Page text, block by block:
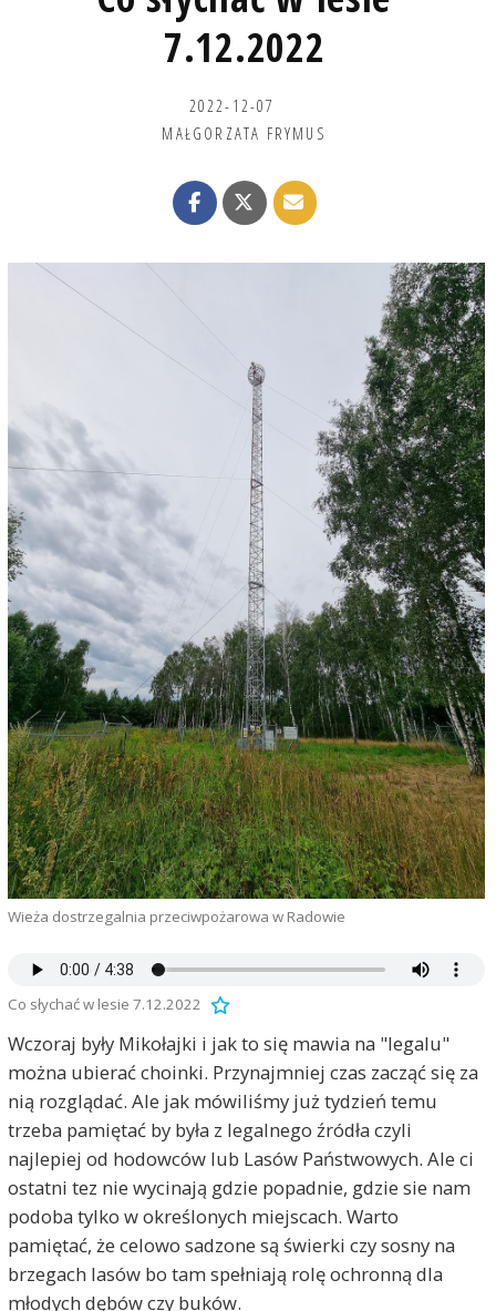
7.12.2022
2022-12-07
MAŁGORZATA FRYMUS
Wieża dostrzegalnia przeciwpożarowa w Radowie
Co słychać w lesie 7.12.2022
Wczoraj były Mikołajki i jak to się mawia na "legalu"
można ubierać choinki. Przynajmniej czas zacząć się za
nią rozglądać. Ale jak mówiliśmy już tydzień temu
trzeba pamiętać by była z legalnego źródła czyli
najlepiej od hodowców lub Lasów Państwowych. Ale ci
ostatni tez nie wycinają gdzie popadnie, gdzie sie nam
podoba tylko w określonych miejscach. Warto
pamiętać, że celowo sadzone są świerki czy sosny na
brzegach lasów bo tam spełniają rolę ochronną dla
młodych dębów czy buków.